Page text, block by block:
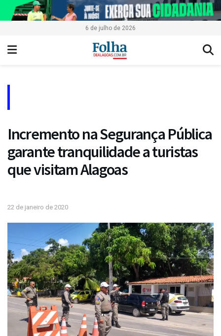
6 de julho de 2026
Incremento na Segurança Pública
garante tranquilidade a turistas
que visitam Alagoas
22 de janeiro de 2020